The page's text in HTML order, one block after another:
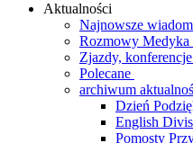
Aktualności
Najnowsze
Rozmowy Medyka
Zjazdy, konferencje
Polecane
archiwum
Dzień
English
Pomosty